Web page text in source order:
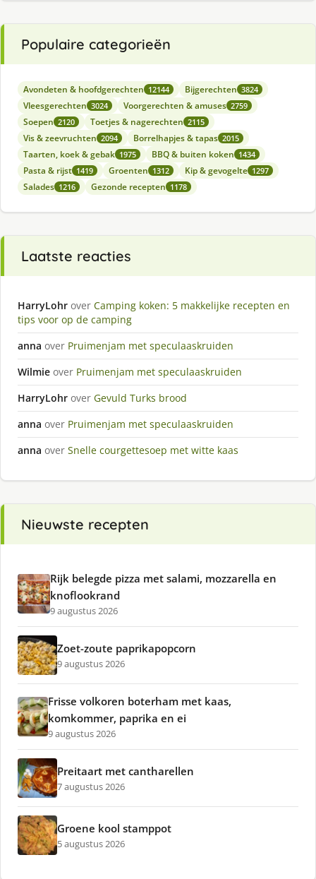
Populaire categorieën
Avondeten & hoofdgerechten 12144 Bijgerechten 3824
Vleesgerechten 3024 Voorgerechten & amuses 2759
Soepen 2120 Toetjes & nagerechten 2115
Vis & zeevruchten 2094 Borrelhapjes & tapas 2015
Taarten, koek & gebak 1975 BBQ & buiten koken 1434
Pasta & rijst 1419 Groenten 1312 Kip & gevogelte 1297
Salades 1216 Gezonde recepten 1178
Laatste reacties
HarryLohr over Camping koken: 5 makkelijke recepten en
tips voor op de camping
anna over Pruimenjam met speculaaskruiden
Wilmie over Pruimenjam met speculaaskruiden
HarryLohr over Gevuld Turks brood
anna over Pruimenjam met speculaaskruiden
anna over Snelle courgettesoep met witte kaas
Nieuwste recepten
Rijk belegde pizza met salami, mozzarella en
knoflookrand
9 augustus 2026
Zoet-zoute paprikapopcorn
9 augustus 2026
Frisse volkoren boterham met kaas,
komkommer, paprika en ei
9 augustus 2026
Preitaart met cantharellen
7 augustus 2026
Groene kool stamppot
5 augustus 2026